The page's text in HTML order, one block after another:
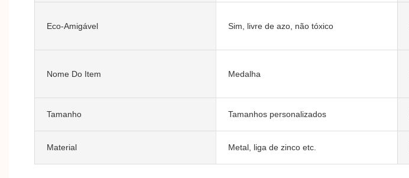
Eco-Amigável Sim, livre de azo, não tóxico
Nome Do Item Medalha
Tamanho Tamanhos personalizados
Material Metal, liga de zinco etc.